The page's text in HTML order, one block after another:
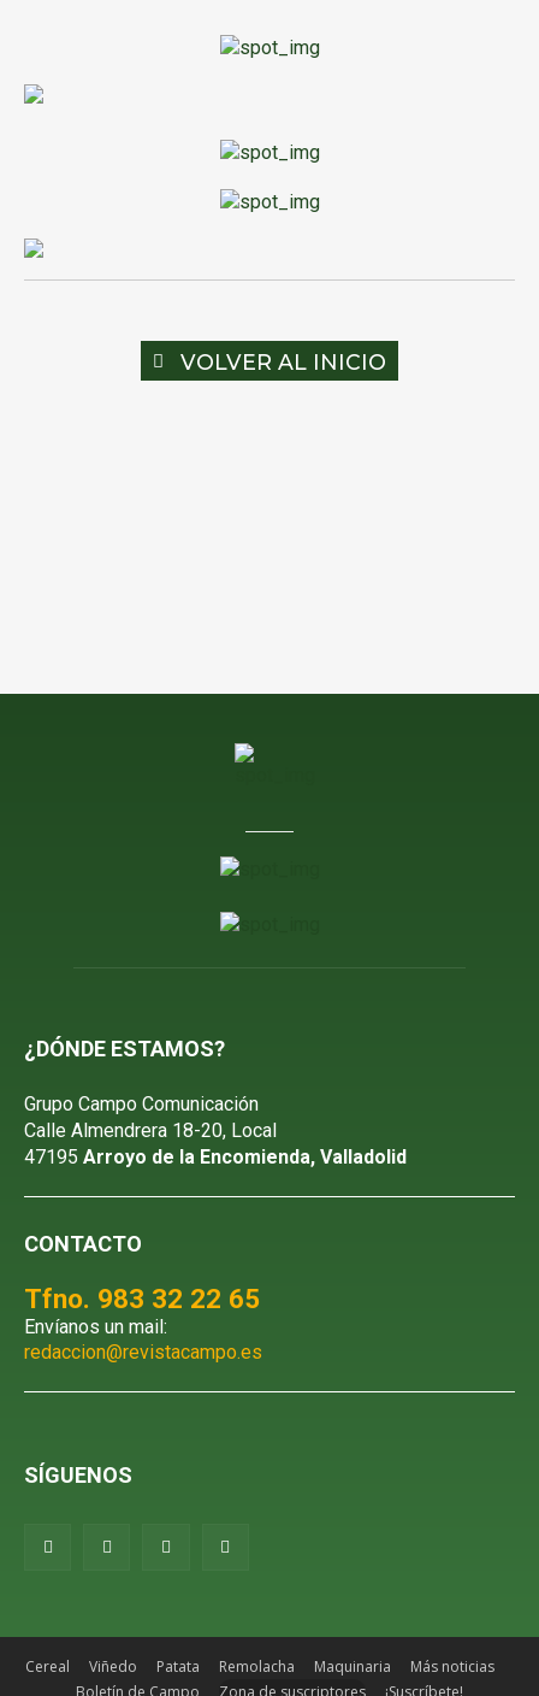
VOLVER AL INICIO
¿DÓNDE ESTAMOS?
Grupo Campo Comunicación
Calle Almendrera 18-20, Local
47195 Arroyo de la Encomienda, Valladolid
CONTACTO
Tfno. 983 32 22 65
Envíanos un mail:
redaccion@revistacampo.es
SÍGUENOS
Cereal Viñedo Patata Remolacha Maquinaria
Más noticias
Boletín de Campo
Zona de suscriptores ¡Suscríbete!